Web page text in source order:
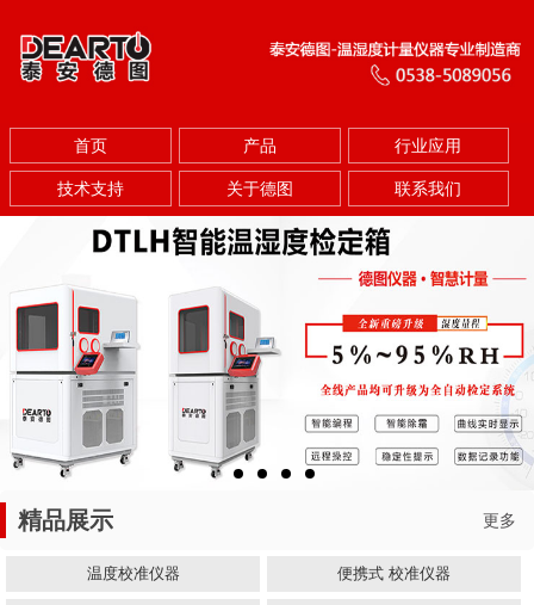
首页 产品 行业应用
技术支持 关于德图 联系我们
精品展示 更多
温度校准仪器 便携式 校准仪器